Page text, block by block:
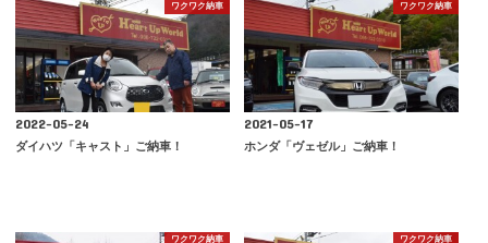
ワクワク納車
2022-05-24
ダイハツ「キャスト」ご納車！
ワクワク納車
2021-05-17
ホンダ「ヴェゼル」ご納車！
ワクワク納車 ワクワク納車